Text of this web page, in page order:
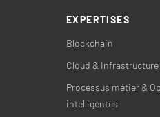
EXPERTISES
Blockchain
Cloud & Infrastructure
Processus métier &
intelligentes